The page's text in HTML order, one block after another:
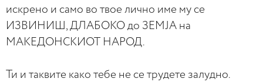
искрено и само во твое лично име му се
ИЗВИНИШ, ДЛАБОКО до ЗЕМЈА на
МАКЕДОНСКИОТ НАРОД.
Ти и таквите како тебе не се трудете залудно.